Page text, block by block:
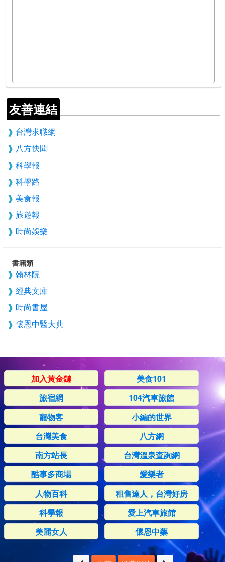
友善連結
台灣求職網
八方快聞
科學報
科學路
美食報
旅遊報
時尚娛樂
書籍類
翰林院
經典文庫
時尚書屋
懷恩中醫大典
加入黃金鏈
美食101
旅宿網
104汽車旅館
寵物客
小編的世界
台灣美食
八方網
南方站長
台灣溫泉查詢網
酷事多商場
愛樂者
人物百科
租售達人，台灣好房
科學報
愛上汽車旅館
美麗女人
懷恩中藥